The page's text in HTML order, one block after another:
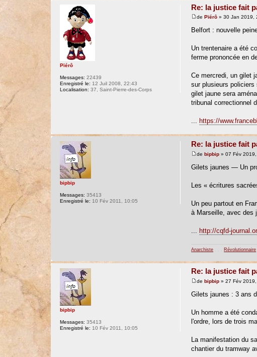
Re: la justice fait
dePïérô » 30 Jan 2019,
Belfort : nouvelle
Un trentenaire a été
ferme prononcée en
Ce mercredi, un gilet
sur plusieurs policiers
gilet jaune sera
tribunal correctionnel
... https://
Pïérô
Messages: 22439
Enregistré le: 12 Juil 2008, 22:43
Localisation: 37, Saint-Pierre-des-Corps
Re: la justice fait
debipbip » 07 Fév
Gilets jaunes — Un
Les « écritures
Un peu partout en
à Marseille, avec des
http://cqfd-
Anarchiste Révolutionnaire
bipbip
Messages: 35413
Enregistré le: 10 Fév 2011, 10:05
Re: la justice fait
debipbip » 27 Fév
Gilets jaunes : 3 ans
Un homme a été
l'ordre, lors de trois
La manifestation du
chantier du tramway
bipbip
Messages: 35413
Enregistré le: 10 Fév 2011, 10:05